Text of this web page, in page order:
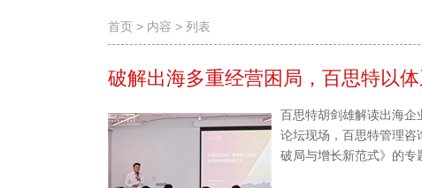
首页 > 内容 > 列表
破解出海多重经营困局，百思特以
百思特胡剑雄解读出海
论坛现场，百思特管理咨
破局与增长新范式》的专